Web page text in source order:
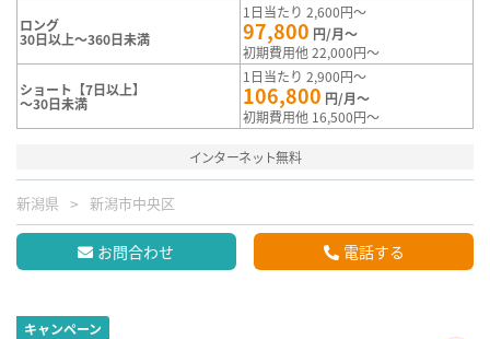
ロング
30日以上～360日未満
1日当たり 2,600円～
97,800 円/月～
初期費用他 22,000円～
ショート【7日以上】
～30日未満
1日当たり 2,900円～
106,800 円/月～
初期費用他 16,500円～
インターネット無料
新潟県 新潟市中央区
お問合わせ 電話する
キャンペーン